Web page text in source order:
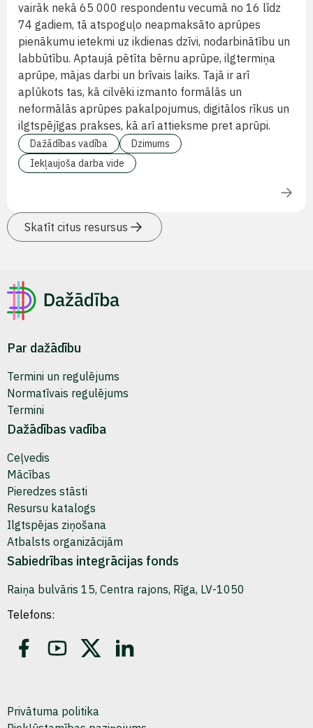
vairāk nekā 65 000 respondentu vecumā no 16 līdz
74 gadiem, tā atspoguļo neapmaksāto aprūpes
pienākumu ietekmi uz ikdienas dzīvi, nodarbinātību un
labbūtību. Aptaujā pētīta bērnu aprūpe, ilgtermiņa
aprūpe, mājas darbi un brīvais laiks. Tajā ir arī
aplūkots tas, kā cilvēki izmanto formālās un
neformālās aprūpes pakalpojumus, digitālos rīkus un
ilgtspējīgas prakses, kā arī attieksme pret aprūpi.
Dažādības vadība
Dzimums
Iekļaujoša darba vide
Skatīt citus resursus
Par dažādību
Termini un regulējums
Normatīvais regulējums
Termini
Dažādības vadība
Ceļvedis
Mācības
Pieredzes stāsti
Resursu katalogs
Ilgtspējas ziņošana
Atbalsts organizācijām
Sabiedrības integrācijas fonds
Raiņa bulvāris 15, Centra rajons, Rīga, LV-1050
Telefons:
Privātuma politika